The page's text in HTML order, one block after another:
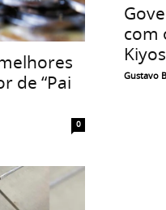
de “Pai
0
com
Gustavo